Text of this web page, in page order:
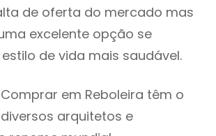
de oferta do mercado mas
excelente opção se
de vida mais saudável.
em Reboleira têm o
arquitetos e